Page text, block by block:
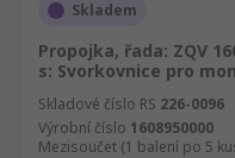
Skladem
Propojka, řada: ZQV
s: Svorkovnice pro
Skladové číslo RS 226-0096
Výrobní číslo 1608950000
Mezisoučet (1 balení po 5